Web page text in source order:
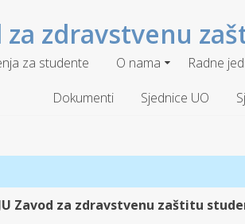
za zdravstvenu
za studente O nama Radne
Dokumenti
Sjednice UO
Zavod za zdravstvenu zaštitu